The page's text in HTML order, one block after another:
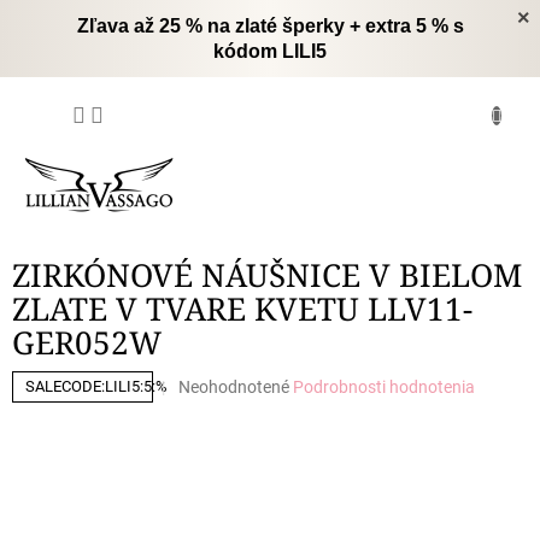
×
Zľava až 25 % na zlaté šperky + extra 5 % s
kódom LILI5
ZIRKÓNOVÉ NÁUŠNICE V BIELOM
ZLATE V TVARE KVETU LLV11-
GER052W
SALECODE:LILI5:5:%
Priemerné
Neohodnotené Podrobnosti hodnotenia